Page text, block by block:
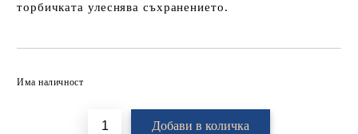
торбичката улеснява съхранението.
Има наличност